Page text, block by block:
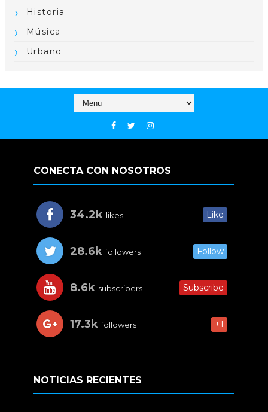
Historia
Música
Urbano
CONECTA CON NOSOTROS
34.2k likes Like
28.6k followers Follow
8.6k subscribers Subscribe
17.3k followers +1
NOTICIAS RECIENTES